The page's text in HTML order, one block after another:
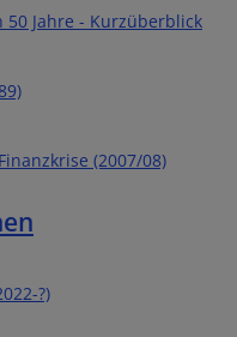
Jahre - Kurzüberblick
(2007/08)
?)